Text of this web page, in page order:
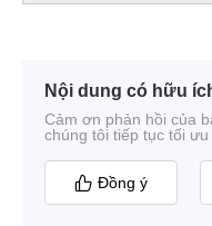
Nội dung có hữu
Cảm ơn phản hồi của
chúng tôi tiếp tục tối ưu
Đồng ý